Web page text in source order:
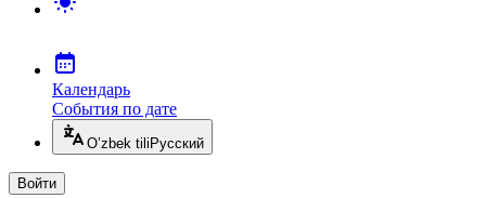
Календарь
События по дате
O’zbek tili Русский
Войти